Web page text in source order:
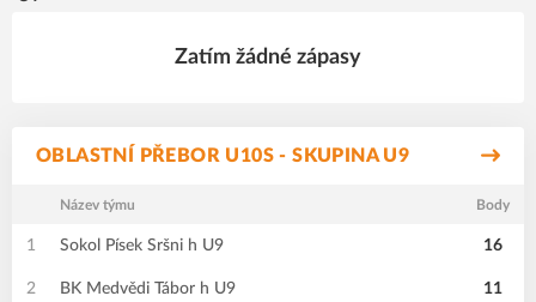
Zatím žádné zápasy
OBLASTNÍ PŘEBOR U10S - SKUPINA U9
Název týmu Body
1 Sokol Písek Sršni h U9 16
2 BK Medvědi Tábor h U9 11